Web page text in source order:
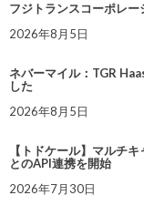
フジトランスコーポレ
2026年8月5日
ネバーマイル：TGR
した
2026年8月5日
【トドケール】マルチ
とのAPI連携を開始
2026年7月30日